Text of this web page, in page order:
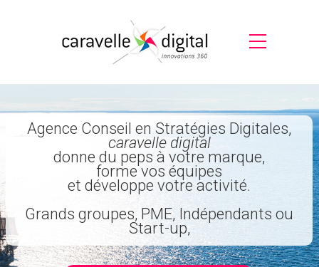
Agence Conseil en Stratégies Digitales,
caravelle digital
donne du peps à votre marque,
forme vos équipes
et développe votre activité.
Grands groupes, PME, Indépendants ou
Start-up,